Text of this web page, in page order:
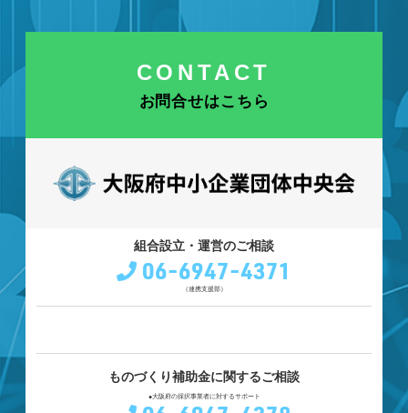
CONTACT
お問合せはこちら
組合設立・運営のご相談
06-6947-4371
（連携支援部）
ものづくり補助金に関するご相談
●大阪府の採択事業者に対するサポート